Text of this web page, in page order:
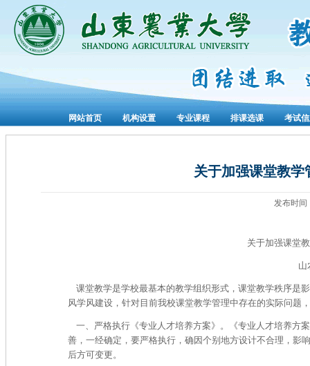
网站首页 机构设置 专业课程 排课选课 考试
关于加强课堂教
发布时
关于加强课堂
山
课堂教学是学校最基本的教学组织形式，课堂教学秩序是
风学风建设，针对目前我校课堂教学管理中存在的实际问题
一、严格执行《专业人才培养方案》。《专业人才培养方
善，一经确定，要严格执行，确因个别地方设计不合理，影
后方可变更。